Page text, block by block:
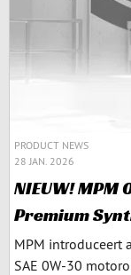
PRODUCT NEWS
28 JAN. 2026
NIEUW!
Premium
MPM introduceert
SAE 0W-30